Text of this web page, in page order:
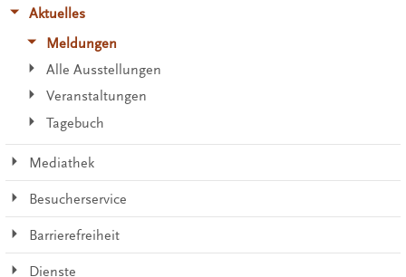
Aktuelles
Meldungen
Alle Ausstellungen
Veranstaltungen
Tagebuch
Mediathek
Besucherservice
Barrierefreiheit
Dienste